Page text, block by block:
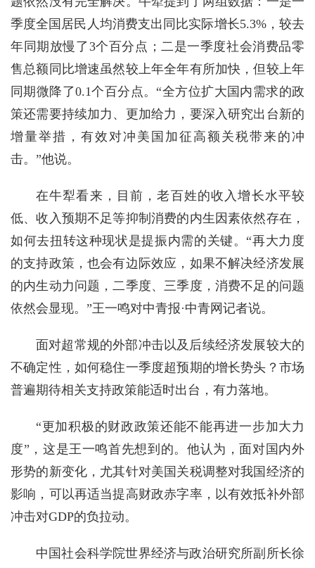
季度全国居民人均消费支出同比实际增长5.3%，较去
年同期放慢了3个百分点；二是一季度社会消费品零
售总额同比增速虽然较上年全年有所加快，但较上年
同期微降了0.1个百分点。“全方位扩大国内需求的政
策还需要持续加力、更加给力，要深入研究出台新的
增量举措，有效对冲美国加征高额关税带来的冲
击。”他说。
在牛犁看来，目前，老百姓的收入增长水平较
低、收入预期不足等抑制消费的内生因素依然存在，
如何去扭转这种现状是提振内需的关键。“再大力度
的支持政策，也会有边际效应，如果不解决经济发展
的内生动力问题，二季度、三季度，消费不足的问题
依然会显现。”王一鸣对中青报·中青网记者说。
面对超常规的外部冲击以及后续经济发展较大的
不确定性，如何稳住一季度超预期的增长势头？市场
普遍期待相关支持政策能适时出台，有力落地。
“更加积极的财政政策还能不能再进一步加大力
度”，这是王一鸣首先想到的。他认为，面对国内外
形势的新变化，尤其针对美国关税调整对我国经济的
影响，可以再适当提高财政赤字率，以有效抵补外部
冲击对GDP的负拉动。
中国社会科学院世界经济与政治研究所副所长徐